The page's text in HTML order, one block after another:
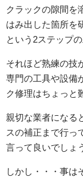
クラックの隙間を
はみ出した箇所を
という2ステップ
それほど熟練の技
専門の工具や設備
ク修理はちょっと
親切な業者になる
スの補正まで行っ
言って良いでしょ
しかし・・・事は